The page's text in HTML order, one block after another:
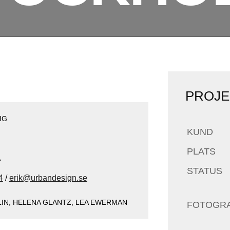
/erik@urbandesign.se
HELENA GLANTZ, LEA EWERMAN
KUND
PLATS
STATUS